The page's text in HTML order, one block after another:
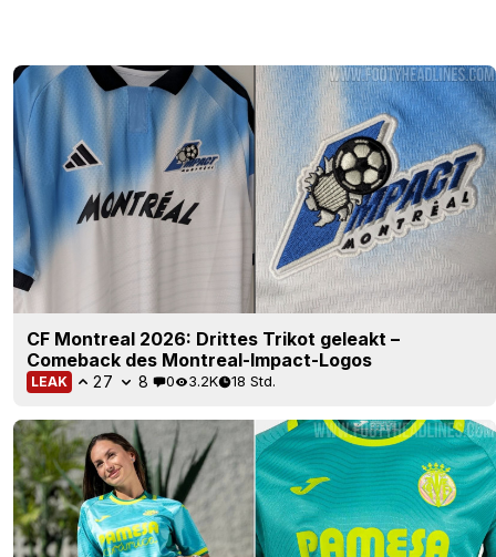
CF Montreal 2026: Drittes Trikot geleakt –
Comeback des Montreal-Impact-Logos
LEAK 27 8 0 3.2K 18 Std.